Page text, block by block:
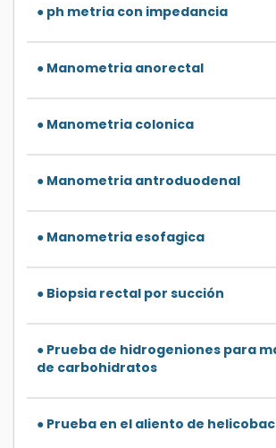
● ph metria con impedancia
● Manometria anorectal
● Manometria colonica
● Manometria antroduodenal
● Manometria esofagica
● Biopsia rectal por succión
● Prueba de hidrogeniones para
de carbohidratos
● Prueba en el aliento de